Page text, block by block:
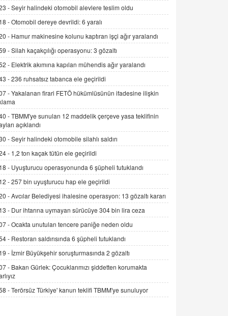
AV. DOĞAN CAN DOĞAN
Kişisel verilerin korunması ve dijital
hukukun gelişimi
15.09.2025 16:17
SEHER EREK
Kış Ayları Geldi, Hangi Önlemler
Alınmalı?
İNCİ GÜL AKÖL
Trump Keşke Adana'yı da Ziyaret Etse...
06.07.2026 13:00
ADEM AKÖL
Esed Destekçilerinin Yüzüne Vurulan
Şamar: Sednaya
DR. EKREM ASLAN
Gerçek Ne, Algı Ne? "Beraber
Yürüyoruz" Cümlesinin Peşinden
19.07.2025 12:45
Şifacının Yolu
04.11.2025 12:56
-Seyir halindeki otomobil alevlere teslim oldu
-Otomobil dereye devrildi: 6 yaralı
- Hamur makinesine kolunu kaptıran işçi ağır yaralandı
-Silah kaçakçılığı operasyonu: 3 gözaltı
- Elektrik akımına kapılan mühendis ağır yaralandı
-236 ruhsatsız tabanca ele geçirildi
-Yakalanan firari FETÖ hükümlüsünün ifadesine ilişkin
-TBMM'ye sunulan 12 maddelik çerçeve yasa teklifinin
açıklandı
-Seyir halindeki otomobile silahlı saldırı
- 1,2 ton kaçak tütün ele geçirildi
- Uyuşturucu operasyonunda 6 şüpheli tutuklandı
-257 bin uyuşturucu hap ele geçirildi
-Avcılar Belediyesi ihalesine operasyon: 13 gözaltı kararı
- Dur ihtarına uymayan sürücüye 304 bin lira ceza
-Ocakta unutulan tencere paniğe neden oldu
- Restoran saldırısında 6 şüpheli tutuklandı
- İzmir Büyükşehir soruşturmasında 2 gözaltı
- Bakan Gürlek: Çocuklarımızı şiddetten korumakta
-Terörsüz Türkiye' kanun teklifi TBMM'ye sunuluyor